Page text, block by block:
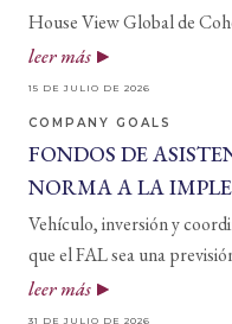
House View Global de
leer más
15 DE JULIO DE 2026
COMPANY GOALS
FONDOS DE
NORMA A LA
Vehículo, inversión y
que el FAL sea una
leer más
31 DE JULIO DE 2026